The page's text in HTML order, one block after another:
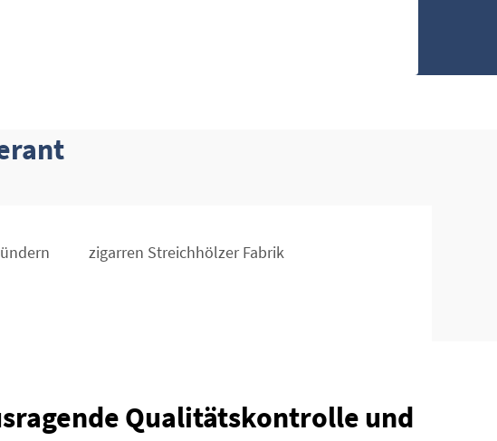
zigarren Streichhölzer Fabrik
Qualitätskontrolle und